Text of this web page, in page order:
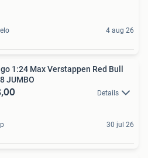
4 aug 26
1:24 Max Verstappen Red Bull
JUMBO
Details
30 jul 26